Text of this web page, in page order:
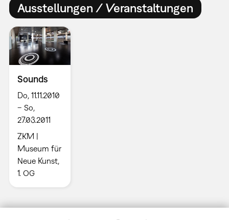
Ausstellungen / Veranstaltungen
Sounds
Do, 11.11.2010
– So,
27.03.2011
ZKM |
Museum für
Neue Kunst,
1. OG